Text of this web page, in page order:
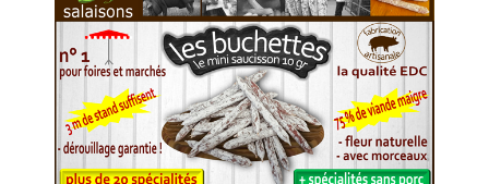
Voir l'annonce
Accéder au site